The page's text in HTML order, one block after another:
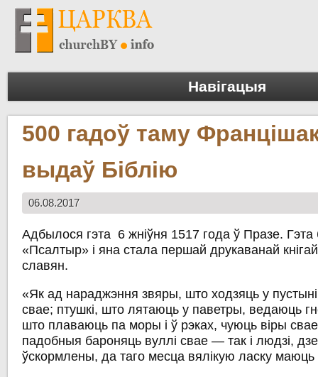
Навігацыя
500 гадоў таму
выдаў Біблію
06.08.2017
Адбылося гэта 6 жніўня 1517 года ў Празе. Гэта
«Псалтыр» і яна стала першай друкаванай
славян.
«Як ад нараджэння звяры, што ходзяць у
свае; птушкі, што лятаюць у паветры, ведаюць
што плаваюць па моры і ў рэках, чуюць віры
падобныя бароняць вуллі свае — так і людзі, дзе
ўскормлены, да таго месца вялікую ласку маюць